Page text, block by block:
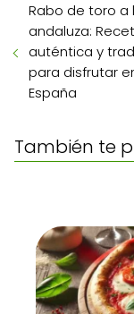
Rabo de toro a
andaluza:
auténtica y
para disfrutar
España
También te